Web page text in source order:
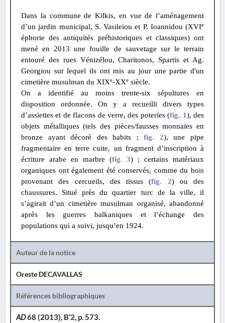
Dans la commune de Kilkis, en vue de l’aménagement
d’un jardin municipal, S. Vasileiou et P. Ioannidou (XVIe
éphorie des antiquités préhistoriques et classiques) ont
mené en 2013 une fouille de sauvetage sur le terrain
entouré des rues Vénizélou, Charitonos, Spartis et Ag.
Georgiou sur lequel ils ont mis au jour une partie d'un
cimetière musulman du XIXe-XXe siècle.
On a identifié au moins trente-six sépultures en
disposition ordonnée. On y a recueilli divers types
d’assiettes et de flacons de verre, des poteries(fig. 1), des
objets métalliques (tels des pièces/fausses monnaies en
bronze ayant décoré des habits ;fig. 2), une pipe
fragmentaire en terre cuite, un fragment d’inscription à
écriture arabe en marbre (fig. 3) ; certains matériaux
organiques ont également été conservés, comme du bois
provenant des cercueils, des tissus(fig. 2) ou des
chaussures. Situé près du quartier turc de la ville, il
s’agirait d’un cimetière musulman organisé, abandonné
après les guerres balkaniques et l’échange des
populations qui a suivi, jusqu’en 1924.
Auteur de la notice
Oreste DECAVALLAS
Références bibliographiques
AD68 (2013), B’2, p. 573.